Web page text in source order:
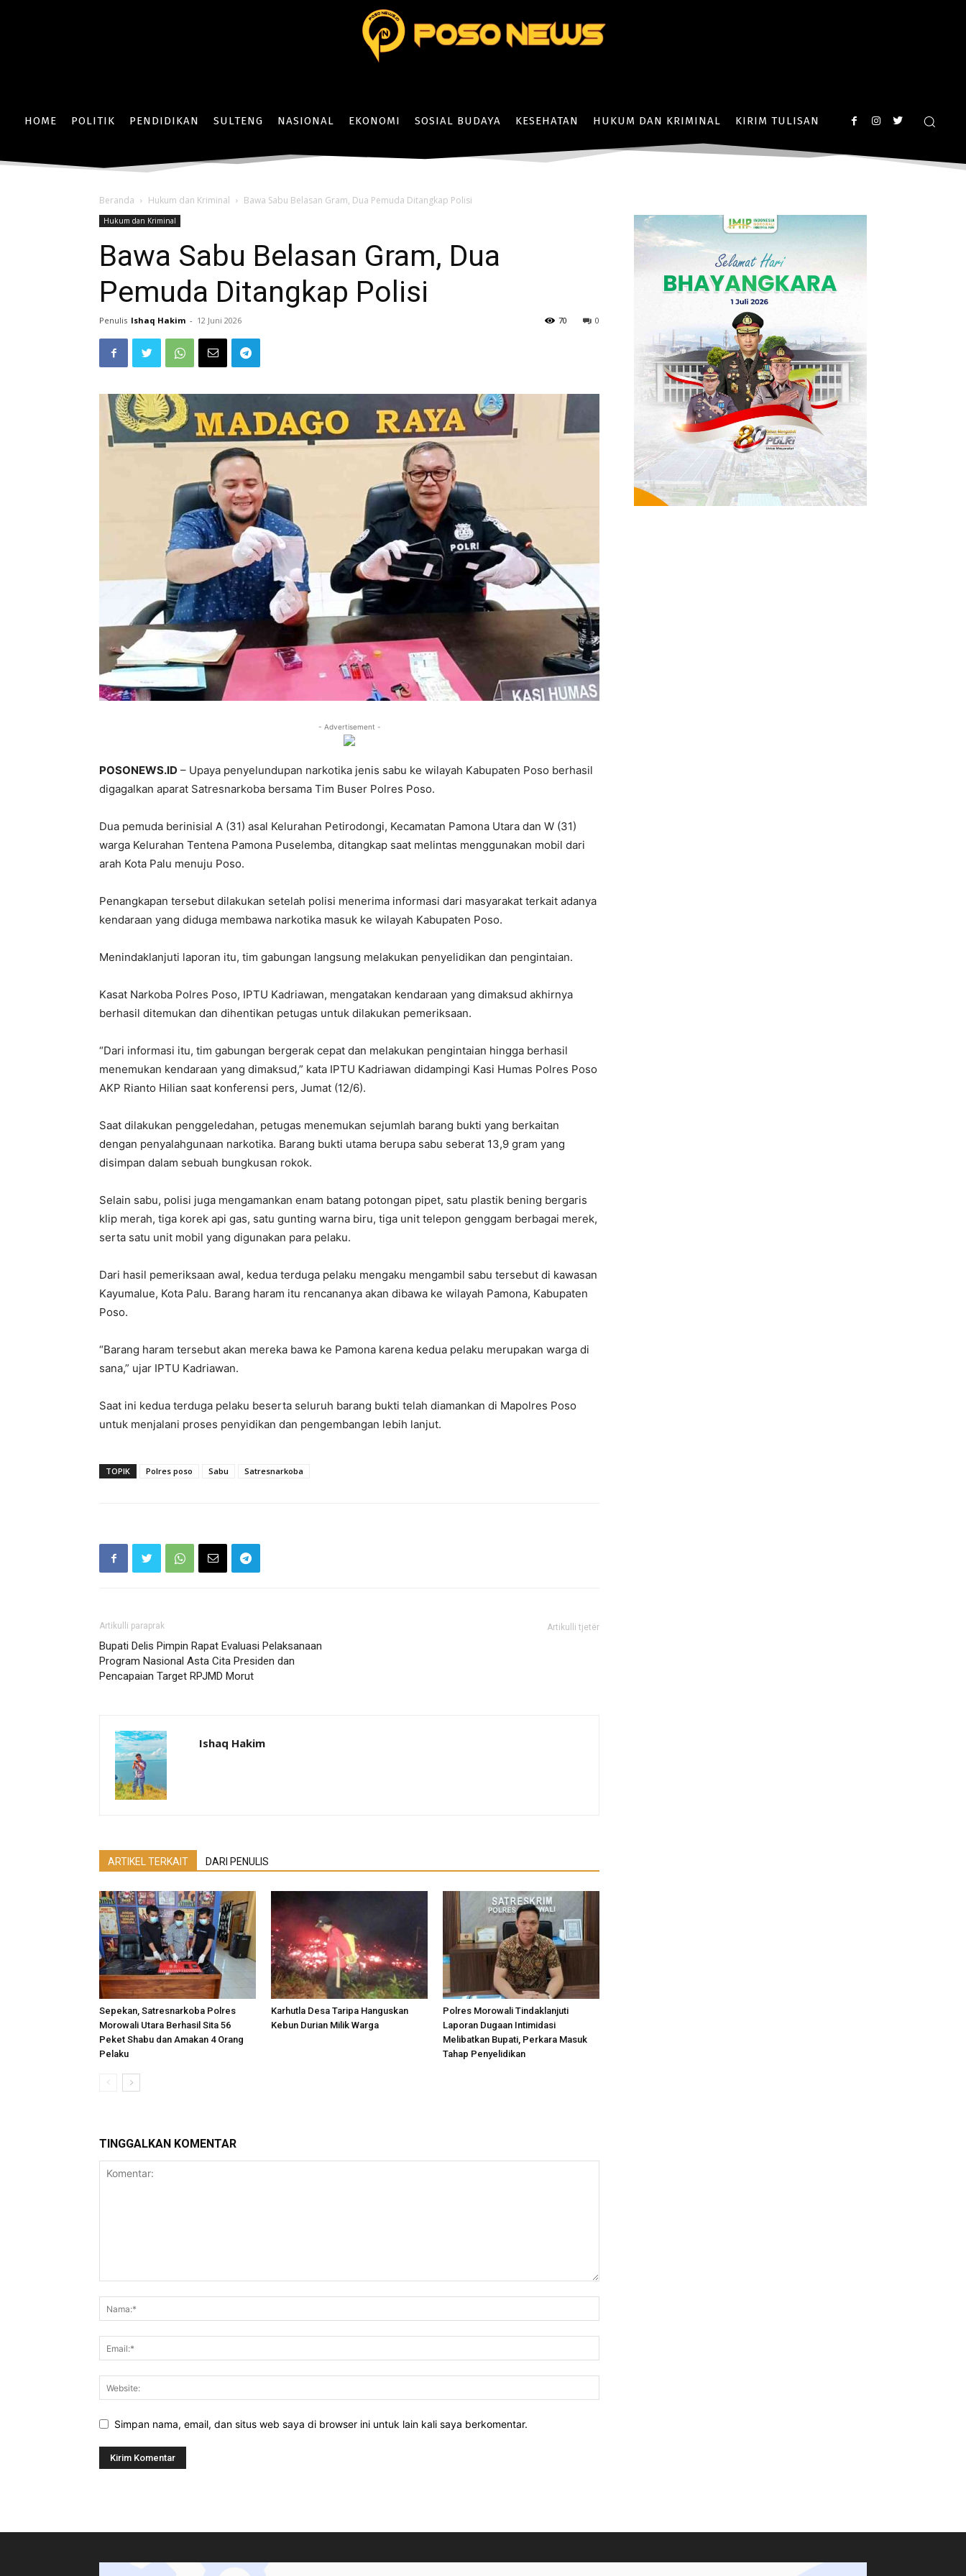
HOME POLITIK PENDIDIKAN SULTENG NASIONAL EKONOMI SOSIAL BUDAYA KESEHATAN HUKUM DAN KRIMINAL KIRIM TULISAN
Beranda Hukum dan Kriminal Bawa Sabu Belasan Gram, Dua Pemuda Ditangkap Polisi
Hukum dan Kriminal
Bawa Sabu Belasan Gram, Dua
Pemuda Ditangkap Polisi
Penulis Ishaq Hakim - 12 Juni 2026 0
70
- Advertisement -
POSONEWS.ID – Upaya penyelundupan narkotika jenis sabu ke wilayah Kabupaten Poso berhasil
digagalkan aparat Satresnarkoba bersama Tim Buser Polres Poso.
Dua pemuda berinisial A (31) asal Kelurahan Petirodongi, Kecamatan Pamona Utara dan W (31)
warga Kelurahan Tentena Pamona Puselemba, ditangkap saat melintas menggunakan mobil dari
arah Kota Palu menuju Poso.
Penangkapan tersebut dilakukan setelah polisi menerima informasi dari masyarakat terkait adanya
kendaraan yang diduga membawa narkotika masuk ke wilayah Kabupaten Poso.
Menindaklanjuti laporan itu, tim gabungan langsung melakukan penyelidikan dan pengintaian.
Kasat Narkoba Polres Poso, IPTU Kadriawan, mengatakan kendaraan yang dimaksud akhirnya
berhasil ditemukan dan dihentikan petugas untuk dilakukan pemeriksaan.
“Dari informasi itu, tim gabungan bergerak cepat dan melakukan pengintaian hingga berhasil
menemukan kendaraan yang dimaksud,” kata IPTU Kadriawan didampingi Kasi Humas Polres Poso
AKP Rianto Hilian saat konferensi pers, Jumat (12/6).
Saat dilakukan penggeledahan, petugas menemukan sejumlah barang bukti yang berkaitan
dengan penyalahgunaan narkotika. Barang bukti utama berupa sabu seberat 13,9 gram yang
disimpan dalam sebuah bungkusan rokok.
Selain sabu, polisi juga mengamankan enam batang potongan pipet, satu plastik bening bergaris
klip merah, tiga korek api gas, satu gunting warna biru, tiga unit telepon genggam berbagai merek,
serta satu unit mobil yang digunakan para pelaku.
Dari hasil pemeriksaan awal, kedua terduga pelaku mengaku mengambil sabu tersebut di kawasan
Kayumalue, Kota Palu. Barang haram itu rencananya akan dibawa ke wilayah Pamona, Kabupaten
Poso.
“Barang haram tersebut akan mereka bawa ke Pamona karena kedua pelaku merupakan warga di
sana,” ujar IPTU Kadriawan.
Saat ini kedua terduga pelaku beserta seluruh barang bukti telah diamankan di Mapolres Poso
untuk menjalani proses penyidikan dan pengembangan lebih lanjut.
TOPIK Polres poso Sabu Satresnarkoba
Artikulli paraprak
Bupati Delis Pimpin Rapat Evaluasi Pelaksanaan
Program Nasional Asta Cita Presiden dan
Pencapaian Target RPJMD Morut
Artikulli tjetër
Ishaq Hakim
ARTIKEL TERKAIT DARI PENULIS
Sepekan, Satresnarkoba Polres
Morowali Utara Berhasil Sita 56
Peket Shabu dan Amakan 4 Orang
Pelaku
Karhutla Desa Taripa Hanguskan
Kebun Durian Milik Warga
Polres Morowali Tindaklanjuti
Laporan Dugaan Intimidasi
Melibatkan Bupati, Perkara Masuk
Tahap Penyelidikan
TINGGALKAN KOMENTAR
Simpan nama, email, dan situs web saya di browser ini untuk lain kali saya berkomentar.